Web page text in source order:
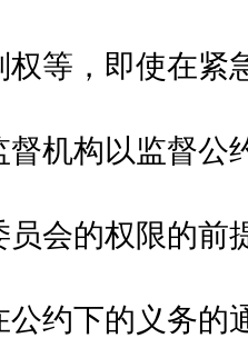
等，即使在紧
机构以监督公
会的权限的前
约下的义务的